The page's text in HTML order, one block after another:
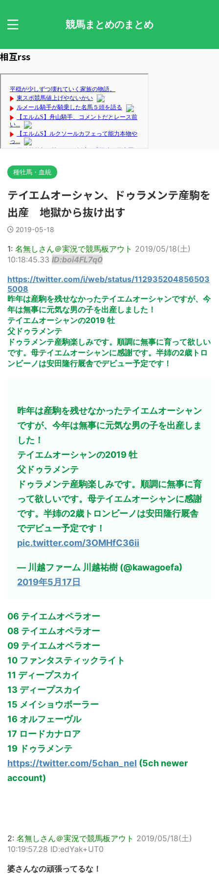
競馬まとめのまとめ
相互rss
種牡馬・血統
テイエムオーシャン、ドゥラメンテ産駒を
出産 地獄から抜け出す
2019-05-18
1: 名無しさん＠実況で競馬板アウト 2019/05/18(土)
10:18:45.33 ID:boi4FL7q0
https://twitter.com/i/web/status/112935204856503
5008
昨年は産駒を残せなかったテイエムオーシャンですが、今
年は無事に元気な男の子を出産しました！
テイエムオーシャンの2019 牡
父ドゥラメンテ
ドゥラメンテ産駒楽しみです。順調に無事に育って欲しい
です。母テイエムオーシャンに感謝です。半姉の2歳トロ
ンビーノは安田隆行厩舎でデビュー予定です！
昨年は産駒を残せなかったテイエムオーシャン
ですが、今年は無事に元気な男の子を出産しま
した！
テイエムオーシャンの2019 牡
父ドゥラメンテ
ドゥラメンテ産駒楽しみです。順調に無事に育
って欲しいです。母テイエムオーシャンに感謝
です。半姉の2歳トロンビーノは安田隆行厩舎
でデビュー予定です！
pic.twitter.com/3OMHfC36ii
— 川越ファーム 川越祐樹 (@kawagoefa)
2019年5月17日
06 テイエムオペラオー
08 テイエムオペラオー
09 テイエムオペラオー
10 ファンタスティックライト
11 ディープスカイ
13 ディープスカイ
15 メイショウボーラー
16 オルフェーヴル
17 ロードカナロア
19 ドゥラメンテ
https://twitter.com/5chan_nel (5ch newer
account)
2: 名無しさん＠実況で競馬板アウト 2019/05/18(土)
10:19:57.28 ID:edYak+UT0
婆さんなの頑張ってるな！